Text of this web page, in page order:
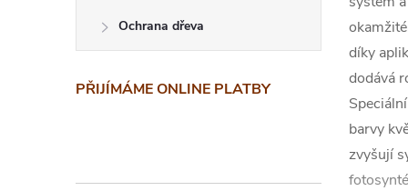
Ochrana dřeva
PŘIJÍMÁME ONLINE PLATBY
díky
dodává
barvy
zvyšují